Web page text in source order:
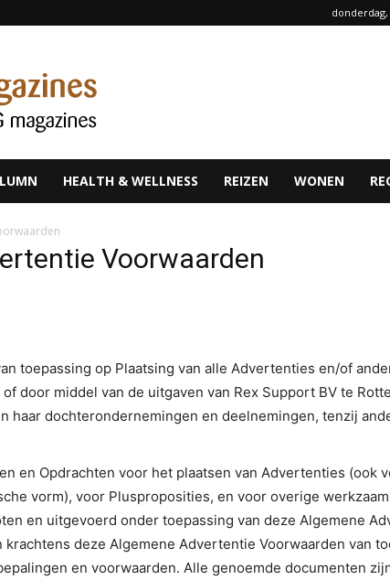
donderdag,
HEALTH & WELLNESS REIZEN WONEN
Voorwaarden
toepassing op Plaatsing van alle Advertenties en/of
door middel van de uitgaven van Rex Support BV te
haar dochterondernemingen en deelnemingen, tenzij
en Opdrachten voor het plaatsen van Advertenties (ook
vorm), voor Plusproposities, en voor overige
en uitgevoerd onder toepassing van deze Algemene
krachtens deze Algemene Advertentie Voorwaarden van
en voorwaarden. Alle genoemde documenten